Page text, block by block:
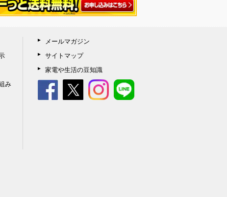
み
メールマガジン
サイトマップ
家電や生活の豆知識